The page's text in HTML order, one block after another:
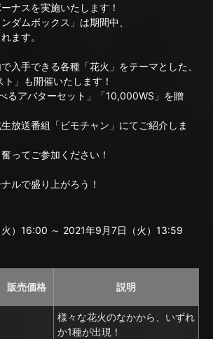
ナスを実施いたします！
ダムボックス」は期間中、
ます。
入手できる各種「花火」をテーマとした、
ト」も開催いたします！
るアバターセット」「10,000WS」を贈
放送番組「ビモチャン」にてご紹介しま
ってご参加ください！
ルで盛り上がろう！
）16:00 ～ 2021年9月7日（火）13:59
販売価格 説明
様々な花火のなかから、いずれ
か1種が出現！